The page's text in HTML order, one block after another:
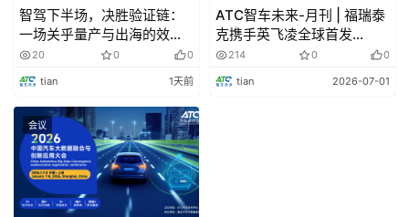
智驾下半场，决胜验证链：
一场关乎量产与出海的效率
革命
20 0 0
tian 1天前
ATC智车未来-月刊 | 福瑞泰
克携手英飞凌全球首发
8T8R，小鹏Robotaxi量产
车下线
214 0 0
tian 2026-07-01
会议